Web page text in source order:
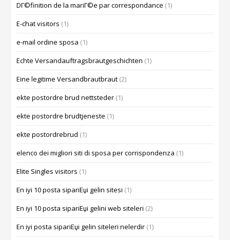
DГ©finition de la mariГ©e par correspondance (1)
E-chat visitors (1)
e-mail ordine sposa (1)
Echte Versandauftragsbrautgeschichten (1)
Eine legitime Versandbrautbraut (2)
ekte postordre brud nettsteder (1)
ekte postordre brudtjeneste (1)
ekte postordrebrud (1)
elenco dei migliori siti di sposa per corrispondenza (1)
Elite Singles visitors (1)
En iyi 10 posta sipariЕџi gelin sitesi (1)
En iyi 10 posta sipariЕџi gelini web siteleri (2)
En iyi posta sipariЕџi gelin siteleri nelerdir (1)